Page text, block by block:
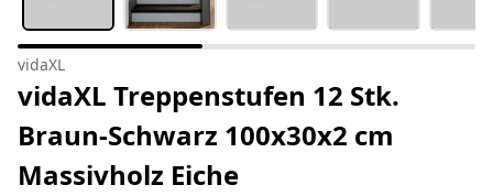
vidaXL
vidaXL Treppenstufen 12 Stk.
Braun-Schwarz 100x30x2 cm
Massivholz Eiche